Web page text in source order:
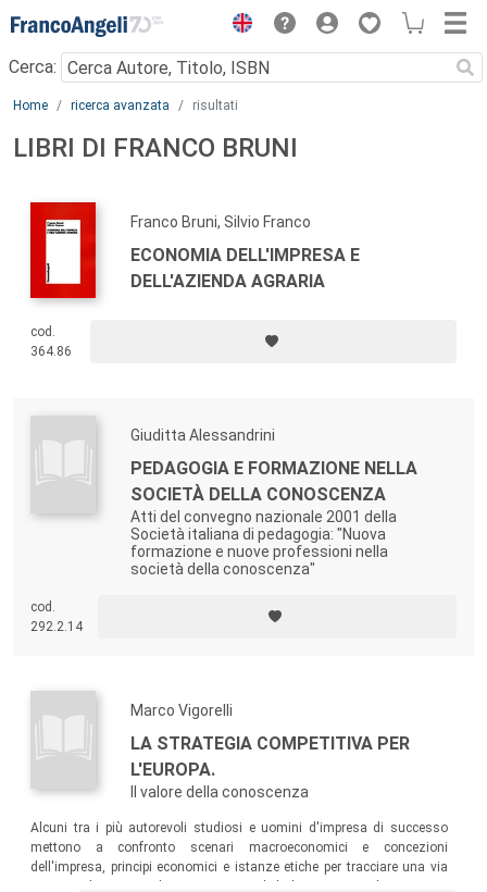
Menu
Cerca:
Main content
Home ricerca avanzata risultati
LIBRI DI FRANCO BRUNI
Franco Bruni, Silvio Franco
ECONOMIA DELL'IMPRESA E
DELL'AZIENDA AGRARIA
cod.
364.86
Giuditta Alessandrini
PEDAGOGIA E FORMAZIONE NELLA
SOCIETÀ DELLA CONOSCENZA
Atti del convegno nazionale 2001 della
Società italiana di pedagogia: "Nuova
formazione e nuove professioni nella
società della conoscenza"
cod.
292.2.14
Marco Vigorelli
LA STRATEGIA COMPETITIVA PER
L'EUROPA.
Il valore della conoscenza
Alcuni tra i più autorevoli studiosi e uomini d'impresa di successo
mettono a confronto scenari macroeconomici e concezioni
dell'impresa, principi economici e istanze etiche per tracciare una via